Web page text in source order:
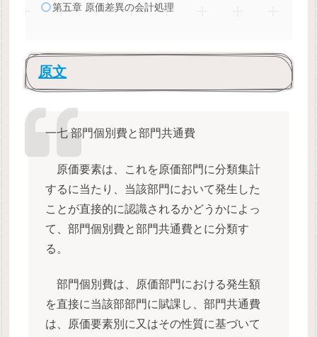
第五章 原価差異の会計処理
原文
一七 部門個別費と部門共通費
原価要素は、これを原価部門に分類集計
するに当たり、当該部門において発生した
ことが直接的に認識されるかどうかによっ
て、部門個別費と部門共通費とに分類す
る。
部門個別費は、原価部門における発生額
を直接に当該部部門に賦課し、部門共通費
は、原価要素別に又はその性質に基づいて